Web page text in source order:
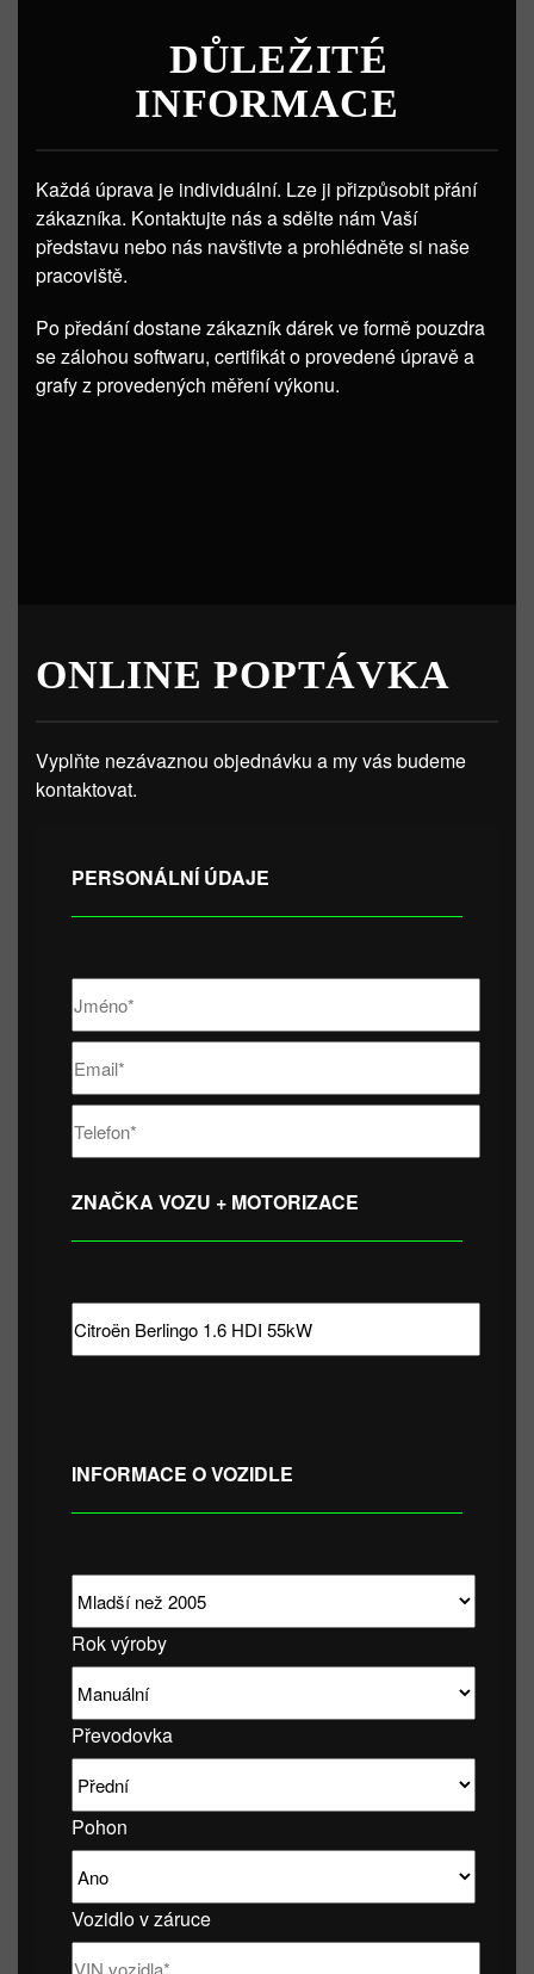
DŮLEŽITÉ
INFORMACE
Každá úprava je individuální. Lze ji přizpůsobit přání
zákazníka. Kontaktujte nás a sdělte nám Vaší
představu nebo nás navštivte a prohlédněte si naše
pracoviště.
Po předání dostane zákazník dárek ve formě pouzdra
se zálohou softwaru, certifikát o provedené úpravě a
grafy z provedených měření výkonu.
ONLINE POPTÁVKA
Vyplňte nezávaznou objednávku a my vás budeme
kontaktovat.
PERSONÁLNÍ ÚDAJE
ZNAČKA VOZU + MOTORIZACE
INFORMACE O VOZIDLE
Rok výroby
Převodovka
Pohon
Vozidlo v záruce